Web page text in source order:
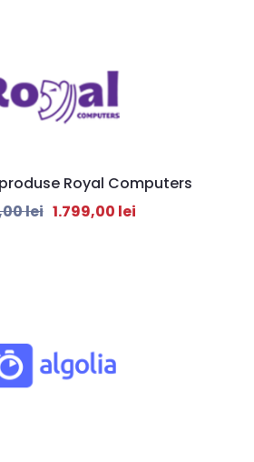
Royal Computers
lei 1.799,00 lei